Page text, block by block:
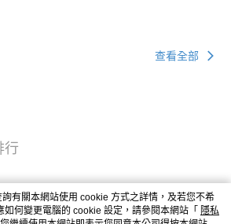
查看全部
行
有關本網站使用 cookie 方式之詳情，及若您不希
何變更電腦的 cookie 設定，請參閱本網站「 隱私